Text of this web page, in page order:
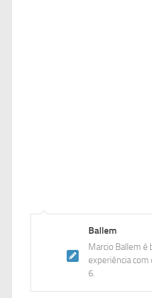
Ballem
Marcio Ballem é
experiência com
6.